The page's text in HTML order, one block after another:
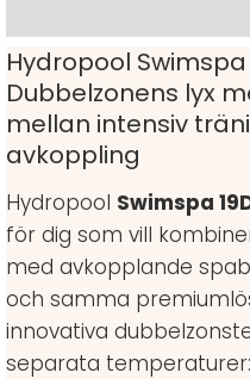
Hydropool Swimspa
Dubbelzonens lyx
mellan intensiv
avkoppling
Hydropool Swimspa
för dig som vill
med avkopplande
och samma
innovativa
separata